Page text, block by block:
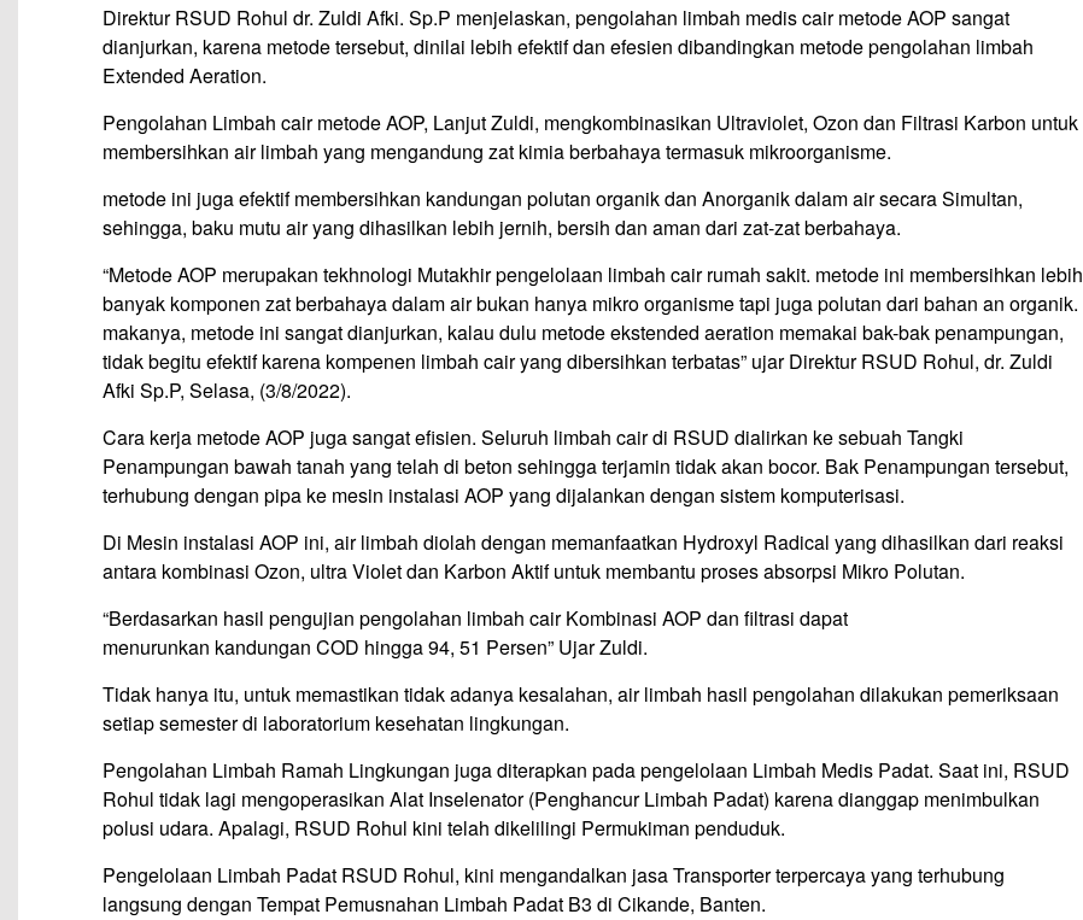
Direktur RSUD Rohul dr. Zuldi Afki. Sp.P menjelaskan, pengolahan limbah medis cair metode AOP sangat
dianjurkan, karena metode tersebut, dinilai lebih efektif dan efesien dibandingkan metode pengolahan limbah
Extended Aeration.
Pengolahan Limbah cair metode AOP, Lanjut Zuldi, mengkombinasikan Ultraviolet, Ozon dan Filtrasi Karbon untuk
membersihkan air limbah yang mengandung zat kimia berbahaya termasuk mikroorganisme.
metode ini juga efektif membersihkan kandungan polutan organik dan Anorganik dalam air secara Simultan,
sehingga, baku mutu air yang dihasilkan lebih jernih, bersih dan aman dari zat-zat berbahaya.
“Metode AOP merupakan tekhnologi Mutakhir pengelolaan limbah cair rumah sakit. metode ini membersihkan lebih
banyak komponen zat berbahaya dalam air bukan hanya mikro organisme tapi juga polutan dari bahan an organik.
makanya, metode ini sangat dianjurkan, kalau dulu metode ekstended aeration memakai bak-bak penampungan,
tidak begitu efektif karena kompenen limbah cair yang dibersihkan terbatas” ujar Direktur RSUD Rohul, dr. Zuldi
Afki Sp.P, Selasa, (3/8/2022).
Cara kerja metode AOP juga sangat efisien. Seluruh limbah cair di RSUD dialirkan ke sebuah Tangki
Penampungan bawah tanah yang telah di beton sehingga terjamin tidak akan bocor. Bak Penampungan tersebut,
terhubung dengan pipa ke mesin instalasi AOP yang dijalankan dengan sistem komputerisasi.
Di Mesin instalasi AOP ini, air limbah diolah dengan memanfaatkan Hydroxyl Radical yang dihasilkan dari reaksi
antara kombinasi Ozon, ultra Violet dan Karbon Aktif untuk membantu proses absorpsi Mikro Polutan.
“Berdasarkan hasil pengujian pengolahan limbah cair Kombinasi AOP dan filtrasi dapat
menurunkan kandungan COD hingga 94, 51 Persen” Ujar Zuldi.
Tidak hanya itu, untuk memastikan tidak adanya kesalahan, air limbah hasil pengolahan dilakukan pemeriksaan
setiap semester di laboratorium kesehatan lingkungan.
Pengolahan Limbah Ramah Lingkungan juga diterapkan pada pengelolaan Limbah Medis Padat. Saat ini, RSUD
Rohul tidak lagi mengoperasikan Alat Inselenator (Penghancur Limbah Padat) karena dianggap menimbulkan
polusi udara. Apalagi, RSUD Rohul kini telah dikelilingi Permukiman penduduk.
Pengelolaan Limbah Padat RSUD Rohul, kini mengandalkan jasa Transporter terpercaya yang terhubung
langsung dengan Tempat Pemusnahan Limbah Padat B3 di Cikande, Banten.